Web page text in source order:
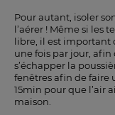
Pour autant, isoler
l’aérer ! Même si les
libre, il est important
une fois par jour, afin
s’échapper la
fenêtres afin de faire
15min pour que l’air
maison.